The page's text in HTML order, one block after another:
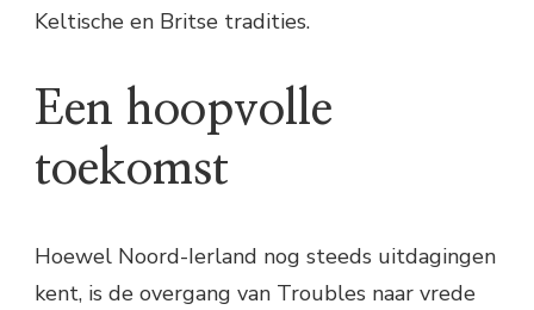
Keltische en Britse tradities.
Een hoopvolle
toekomst
Hoewel Noord-Ierland nog steeds uitdagingen
kent, is de overgang van Troubles naar vrede